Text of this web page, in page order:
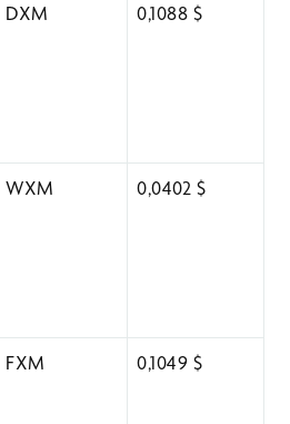
DXM 0,1088 $
WXM 0,0402 $
FXM 0,1049 $